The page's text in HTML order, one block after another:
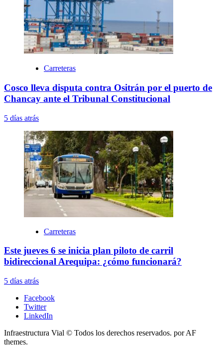
Carreteras
Cosco lleva disputa contra Ositrán por el puerto de
Chancay ante el Tribunal Constitucional
5 días atrás
Carreteras
Este jueves 6 se inicia plan piloto de carril
bidireccional Arequipa: ¿cómo funcionará?
5 días atrás
Facebook
Twitter
LinkedIn
Infraestructura Vial © Todos los derechos reservados. por AF
themes.